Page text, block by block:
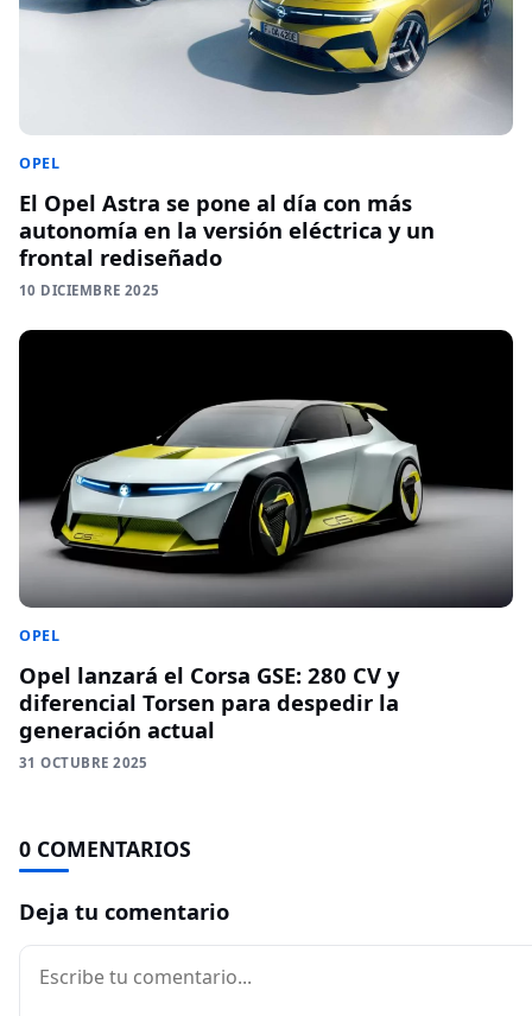
OPEL
El Opel Astra se pone al día con más
autonomía en la versión eléctrica y un
frontal rediseñado
10 DICIEMBRE 2025
OPEL
Opel lanzará el Corsa GSE: 280 CV y
diferencial Torsen para despedir la
generación actual
31 OCTUBRE 2025
0 COMENTARIOS
Deja tu comentario
Comentario